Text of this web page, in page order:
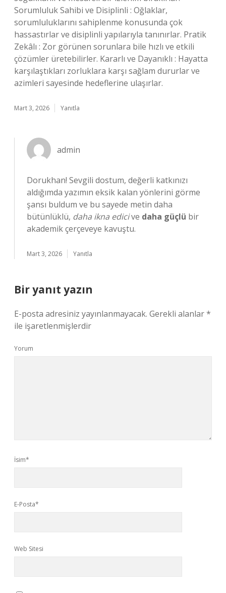
Sorumluluk Sahibi ve Disiplinli : Oğlaklar,
sorumluluklarını sahiplenme konusunda çok
hassastırlar ve disiplinli yapılarıyla tanınırlar. Pratik
Zekâlı : Zor görünen sorunlara bile hızlı ve etkili
çözümler üretebilirler. Kararlı ve Dayanıklı : Hayatta
karşılaştıkları zorluklara karşı sağlam dururlar ve
azimleri sayesinde hedeflerine ulaşırlar.
Mart 3, 2026 Yanıtla
admin
Dorukhan! Sevgili dostum, değerli katkınızı
aldığımda yazımın eksik kalan yönlerini görme
şansı buldum ve bu sayede metin daha
bütünlüklü, daha ikna edicive daha güçlü bir
akademik çerçeveye kavuştu.
Mart 3, 2026 Yanıtla
Bir yanıt yazın
E-posta adresiniz yayınlanmayacak. Gerekli alanlar*
ile işaretlenmişlerdir
Yorum
İsim*
E-Posta*
Web Sitesi